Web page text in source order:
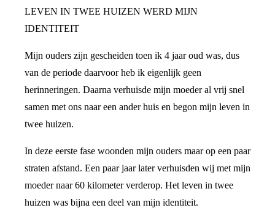
LEVEN IN TWEE HUIZEN WERD MIJN
IDENTITEIT
Mijn ouders zijn gescheiden toen ik 4 jaar oud was, dus
van de periode daarvoor heb ik eigenlijk geen
herinneringen. Daarna verhuisde mijn moeder al vrij snel
samen met ons naar een ander huis en begon mijn leven in
twee huizen.
In deze eerste fase woonden mijn ouders maar op een paar
straten afstand. Een paar jaar later verhuisden wij met mijn
moeder naar 60 kilometer verderop. Het leven in twee
huizen was bijna een deel van mijn identiteit.